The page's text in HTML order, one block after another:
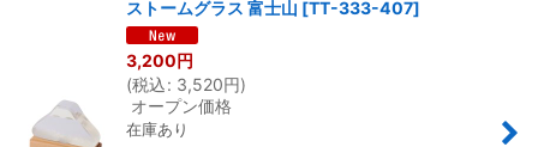
ストームグラス 富士山 [TT-333-407]
3,200円
(税込: 3,520円)
オープン価格
在庫あり